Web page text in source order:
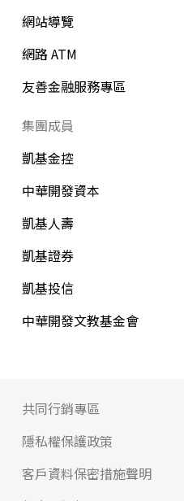
網站導覽
網路 ATM
友善金融服務專區
集團成員
凱基金控
中華開發資本
凱基人壽
凱基證券
凱基投信
中華開發文教基金會
共同行銷專區
隱私權保護政策
客戶資料保密措施聲明